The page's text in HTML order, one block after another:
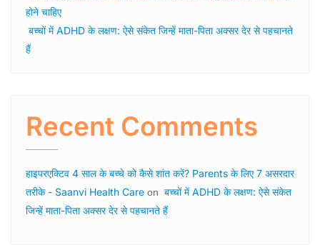
होने चाहिए
बच्चों में ADHD के लक्षण: ऐसे संकेत जिन्हें माता-पिता अक्सर देर से पहचानते
हैं
Recent Comments
हाइपरएक्टिव 4 साल के बच्चे को कैसे शांत करें? Parents के लिए 7 असरदार
तरीके - Saanvi Health Care on बच्चों में ADHD के लक्षण: ऐसे संकेत
जिन्हें माता-पिता अक्सर देर से पहचानते हैं